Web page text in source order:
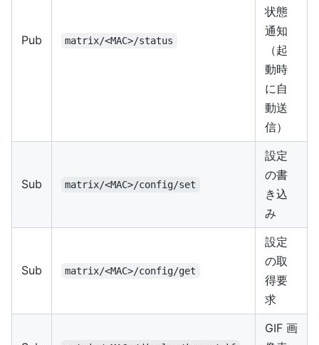
Pub matrix/<MAC>/status
状態
通知
（起
動時
に自
動送
信）
Sub matrix/<MAC>/config/set
設定
の書
き込
み
Sub matrix/<MAC>/config/get
設定
の取
得要
求
GIF 画